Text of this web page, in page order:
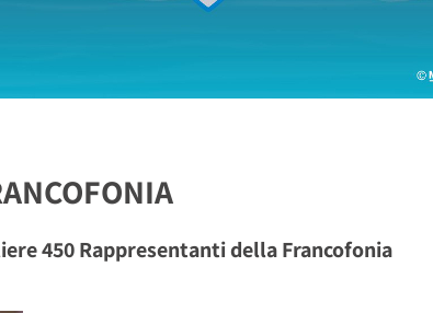
450 Rappresentanti della Francofonia